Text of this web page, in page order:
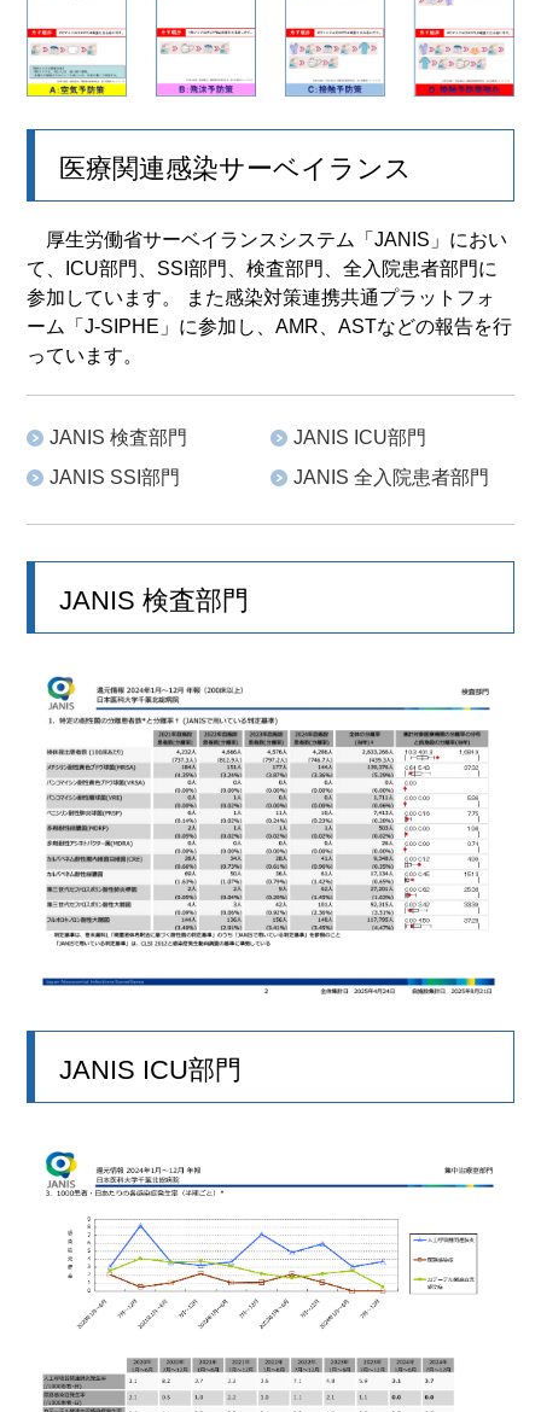
医療関連感染サーベイランス
厚生労働省サーベイランスシステム「JANIS」におい
て、ICU部門、SSI部門、検査部門、全入院患者部門に
参加しています。 また感染対策連携共通プラットフォ
ーム「J-SIPHE」に参加し、AMR、ASTなどの報告を行
っています。
JANIS 検査部門
JANIS ICU部門
JANIS SSI部門
JANIS 全入院患者部門
JANIS 検査部門
JANIS ICU部門